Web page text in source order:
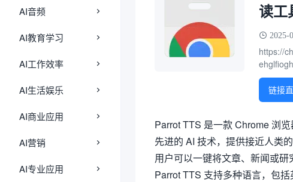
AI音频
AI教育学习
AI工作效率
AI生活娱乐
AI商业应用
AI营销
AI专业应用
读工
2025-
https://
链接
Parrot TTS 是一款 Chrome 浏
先进的 AI 技术，提供接近人类
用户可以一键将文章、新闻或研
Parrot TTS 支持多种语言，包